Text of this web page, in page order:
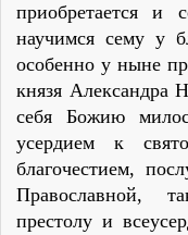
приобретается и
научимся сему у
особенно у ныне
князя Александра
себя Божию
усердием к
благочестием,
Православной,
престолу и